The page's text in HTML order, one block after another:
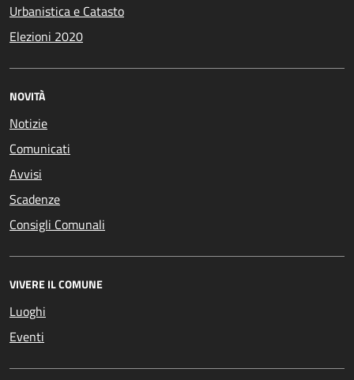
Urbanistica e Catasto
Elezioni 2020
NOVITÀ
Notizie
Comunicati
Avvisi
Scadenze
Consigli Comunali
VIVERE IL COMUNE
Luoghi
Eventi